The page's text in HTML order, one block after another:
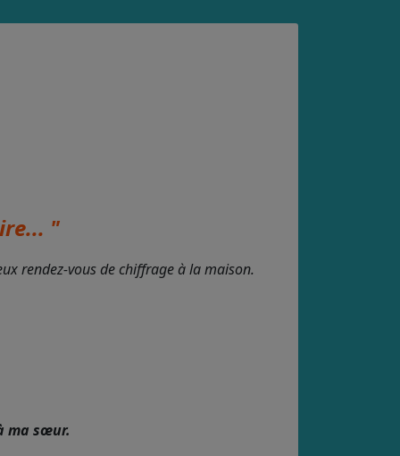
"
rendez-vous de chiffrage à la maison.
ma sœur.